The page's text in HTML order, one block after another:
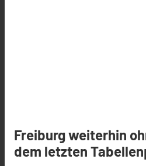
Freiburg weiterhin
dem letzten